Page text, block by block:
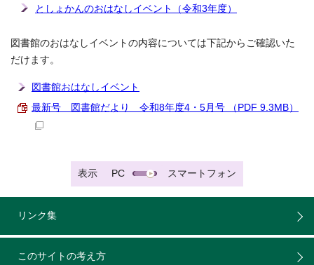
としょかんのおはなしイベント（令和3年度）
図書館のおはなしイベントの内容については下記からご確認いた
だけます。
図書館おはなしイベント
最新号 図書館だより 令和8年度4・5月号 （PDF 9.3MB）
表示 PC スマートフォン
リンク集
このサイトの考え方